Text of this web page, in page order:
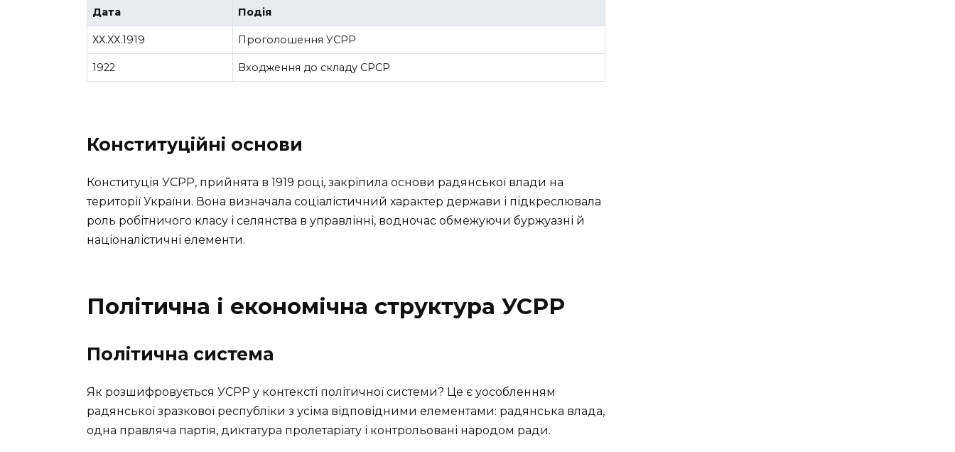
Дата Подія
ХХ.ХХ.1919 Проголошення УСРР
1922 Входження до складу СРСР
Конституційні основи
Конституція УСРР, прийнята в 1919 році, закріпила основи радянської влади на
території України. Вона визначала соціалістичний характер держави і підкреслювала
роль робітничого класу і селянства в управлінні, водночас обмежуючи буржуазні й
націоналістичні елементи.
Політична і економічна структура УСРР
Політична система
Як розшифровується УСРР у контексті політичної системи? Це є уособленням
радянської зразкової республіки з усіма відповідними елементами: радянська влада,
одна правляча партія, диктатура пролетаріату і контрольовані народом ради.